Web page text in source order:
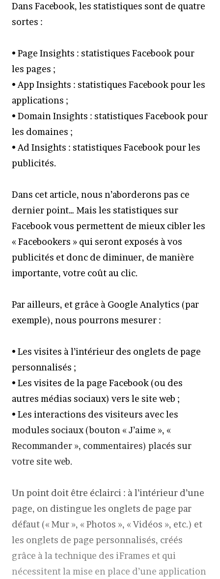
Dans Facebook, les statistiques sont de quatre
sortes :
• Page Insights : statistiques Facebook pour
les pages ;
• App Insights : statistiques Facebook pour les
applications ;
• Domain Insights : statistiques Facebook pour
les domaines ;
• Ad Insights : statistiques Facebook pour les
publicités.
Dans cet article, nous n’aborderons pas ce
dernier point… Mais les statistiques sur
Facebook vous permettent de mieux cibler les
« Facebookers » qui seront exposés à vos
publicités et donc de diminuer, de manière
importante, votre coût au clic.
Par ailleurs, et grâce à Google Analytics (par
exemple), nous pourrons mesurer :
• Les visites à l’intérieur des onglets de page
personnalisés ;
• Les visites de la page Facebook (ou des
autres médias sociaux) vers le site web ;
• Les interactions des visiteurs avec les
modules sociaux (bouton « J’aime », «
Recommander », commentaires) placés sur
votre site web.
Un point doit être éclairci : à l’intérieur d’une
page, on distingue les onglets de page par
défaut (« Mur », « Photos », « Vidéos », etc.) et
les onglets de page personnalisés, créés
grâce à la technique des iFrames et qui
nécessitent la mise en place d’une application